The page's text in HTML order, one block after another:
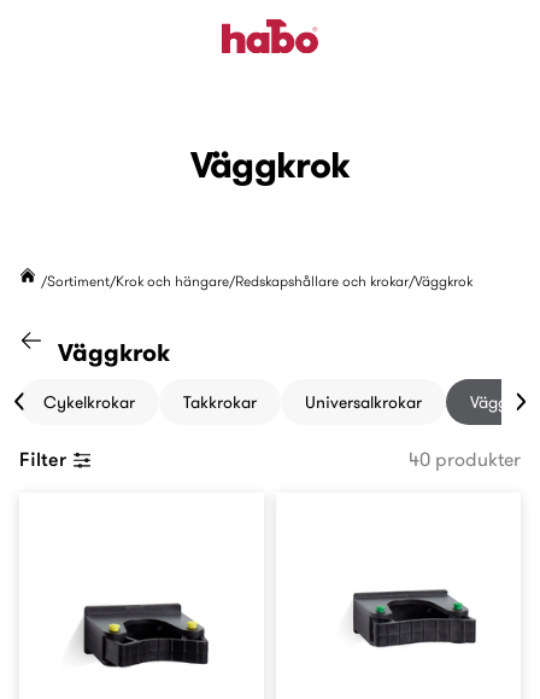
Väggkrok
Sortiment Krok och hängare Redskapshållare och krokar Väggkrok
Gå till kategorin "Redskapshållare och
Väggkrok
Cykelkrokar Takkrokar Universalkrokar Väggkrok
Filter 40 produkter